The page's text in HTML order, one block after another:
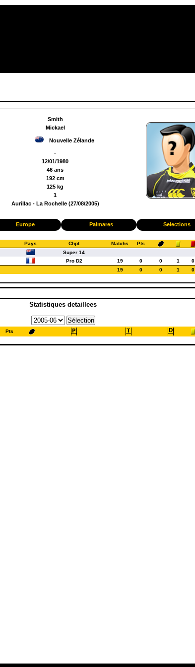
Smith
Mickael
Nouvelle Zélande
-
12/01/1980
46 ans
192 cm
125 kg
1
Aurillac - La Rochelle (27/08/2005)
Europe Palmares Selections
Pays Chpt Matchs
Pts
Super 14
Pro D2 19 0 0 1
0
19 0 0 1 0
Statistiques detaillees
Pts